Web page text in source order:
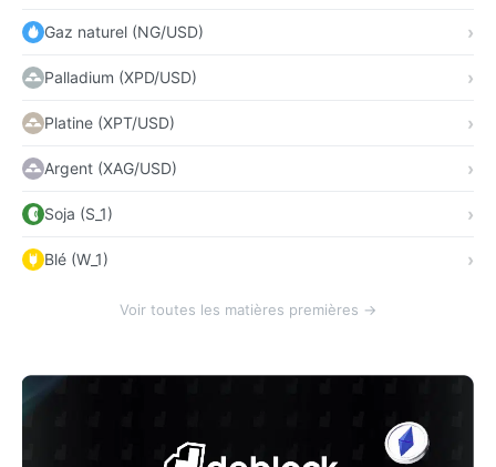
Gaz naturel (NG/USD)
Palladium (XPD/USD)
Platine (XPT/USD)
Argent (XAG/USD)
Soja (S_1)
Blé (W_1)
Voir toutes les matières premières →